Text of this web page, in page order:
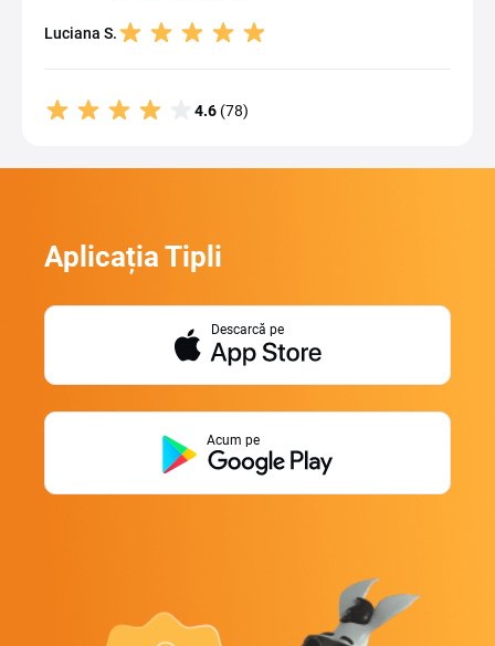
Luciana S.
4.6 (78)
Aplicația Tipli
Descarcă pe
Acum pe